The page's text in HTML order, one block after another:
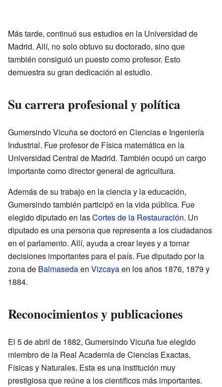
Más tarde, continuó sus estudios en la Universidad de
Madrid. Allí, no solo obtuvo su doctorado, sino que
también consiguió un puesto como profesor. Esto
demuestra su gran dedicación al estudio.
Su carrera profesional y política
Gumersindo Vicuña se doctoró en Ciencias e Ingeniería
Industrial. Fue profesor de Física matemática en la
Universidad Central de Madrid. También ocupó un cargo
importante como director general de agricultura.
Además de su trabajo en la ciencia y la educación,
Gumersindo también participó en la vida pública. Fue
elegido diputado en lasCortes de la Restauración. Un
diputado es una persona que representa a los ciudadanos
en el parlamento. Allí, ayuda a crear leyes y a tomar
decisiones importantes para el país. Fue diputado por la
zona de Balmasedaen Vizcayaen los años 1876, 1879 y
1884.
Reconocimientos y publicaciones
El 5 de abril de 1882, Gumersindo Vicuña fue elegido
miembro de la Real Academia de Ciencias Exactas,
Físicas y Naturales. Esta es una institución muy
prestigiosa que reúne a los científicos más importantes.